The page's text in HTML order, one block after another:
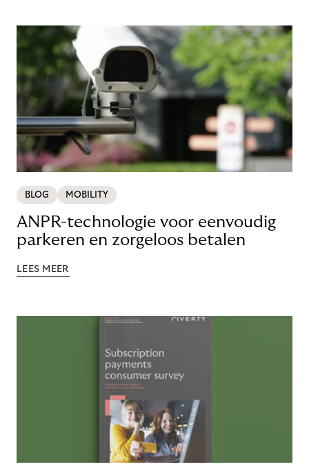
BLOG MOBILITY
ANPR-technologie voor eenvoudig
parkeren en zorgeloos betalen
LEES MEER